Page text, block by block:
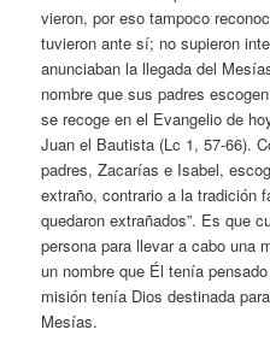
vieron, por eso tampoco
tuvieron ante sí; no supieron
anunciaban la llegada del
nombre que sus padres
se recoge en el Evangelio de
Juan el Bautista (Lc 1, 57-66).
padres, Zacarías e Isabel,
extraño, contrario a la tradición
quedaron extrañados”. Es que
persona para llevar a cabo una
un nombre que Él tenía
misión tenía Dios destinada
Mesías.